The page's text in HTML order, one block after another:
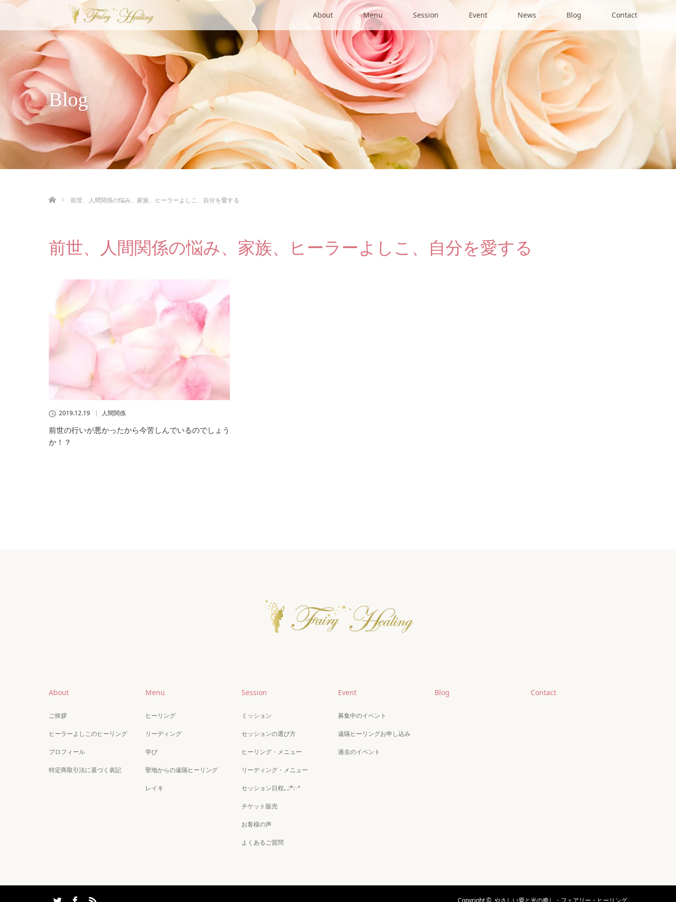
About Menu Session Event News Blog Contact
Blog
前世、人間関係の悩み、家族、ヒーラーよしこ、自分を愛する
前世、人間関係の悩み、家族、ヒーラーよしこ、自分を愛する
2019.12.19 人間関係
前世の行いが悪かったから今苦しんでいるのでしょう
か！？
About
ご挨拶
ヒーラーよしこのヒーリング
プロフィール
特定商取引法に基づく表記
Menu
ヒーリング
リーディング
学び
聖地からの遠隔ヒーリング
レイキ
Session
ミッション
セッションの選び方
ヒーリング・メニュー
リーディング・メニュー
セッション日程｡.:*:･°
チケット販売
お客様の声
よくあるご質問
Event
募集中のイベント
遠隔ヒーリングお申し込み
過去のイベント
Blog Contact
Copyright © やさしい愛と光の癒し・フェアリー・ヒーリング